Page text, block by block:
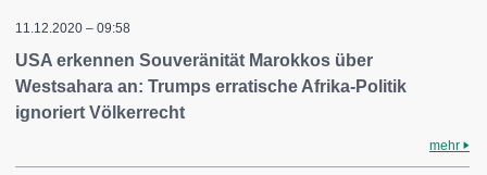
11.12.2020 – 09:58
USA erkennen Souveränität Marokkos über
Westsahara an: Trumps erratische Afrika-Politik
ignoriert Völkerrecht
mehr